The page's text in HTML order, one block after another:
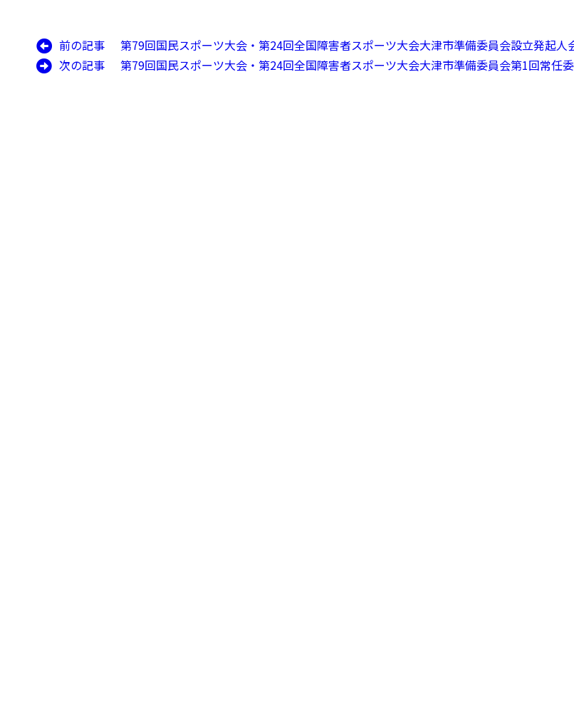
前の記事
前
の
第79回国民スポーツ大会・第24回全国障害者スポーツ大会大津市準備委員会設立発起人
次の記事
次
第79回国民スポーツ大会・第24回全国障害者スポーツ大会大津市準備委員会第1回常任